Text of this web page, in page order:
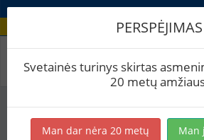
Pradžia
Pradedantiesiems
PERSPĖJIMAS
Svetainės turinys skirtas
20 metų
Man dar nėra 20 metų Man